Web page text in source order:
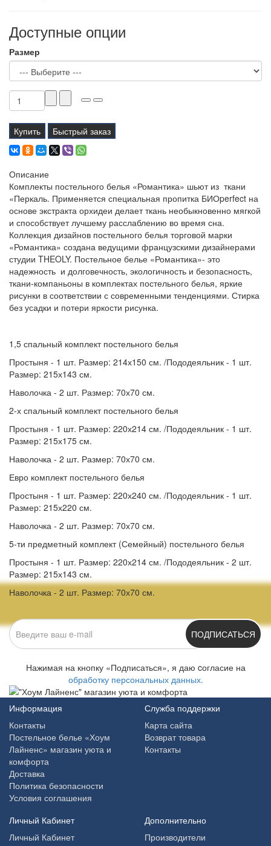
Доступные опции
Размер
Купить Быстрый заказ
Описание
Комплекты постельного белья «Романтика» шьют из ткани
«Перкаль. Применяется специальная пропитка БИОperfect на
основе экстракта орхидеи делает ткань необыкновенно мягкой
и способствует лучшему расслаблению во время сна.
Коллекция дизайнов постельного белья торговой марки
«Романтика» создана ведущими французскими дизайнерами
студии THEOLY. Постельное белье «Романтика»- это
надежность и долговечность, экологичность и безопасность,
ткани-компаньоны в комплектах постельного белья, яркие
рисунки в соответствии с современными тенденциями. Стирка
без усадки и потери яркости рисунка.
1,5 спальный комплект постельного белья
Простыня - 1 шт. Размер: 214х150 см. /Пододеяльник - 1 шт.
Размер: 215х143 см.
Наволочка - 2 шт. Размер: 70х70 см.
2-х спальный комплект постельного белья
Простыня - 1 шт. Размер: 220х214 см. /Пододеяльник - 1 шт.
Размер: 215х175 см.
Наволочка - 2 шт. Размер: 70х70 см.
Евро комплект постельного белья
Простыня - 1 шт. Размер: 220х240 см. /Пододеяльник - 1 шт.
Размер: 215х220 см.
Наволочка - 2 шт. Размер: 70х70 см.
5-ти предметный комплект (Семейный) постельного белья
Простыня - 1 шт. Размер: 220х214 см. /Пододеяльник - 2 шт.
Размер: 215х143 см.
Наволочка - 2 шт. Размер: 70х70 см.
ПОДПИСАТЬСЯ
Нажимая на кнопку «Подписаться», я даю cогласие на
обработку персональных данных.
Информация
Контакты
Постельное белье «Хоум
Лайненс» магазин уюта и
комфорта
Доставка
Политика безопасности
Условия соглашения
Служба поддержки
Карта сайта
Возврат товара
Контакты
Личный Кабинет
Личный Кабинет
Дополнительно
Производители